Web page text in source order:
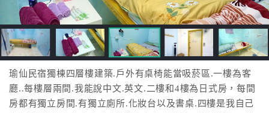
跟
飯
店
訂
房
HOT
瑜仙民宿獨棟四層樓建築.戶外有桌椅能當吸菸區.一樓為客
廳..每樓層兩間.我能說中文.英文.二樓和4樓為日式房，每間
房都有獨立房間.有獨立廁所.化妝台以及書桌.四樓是我自己